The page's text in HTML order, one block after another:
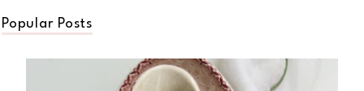
Popular Posts